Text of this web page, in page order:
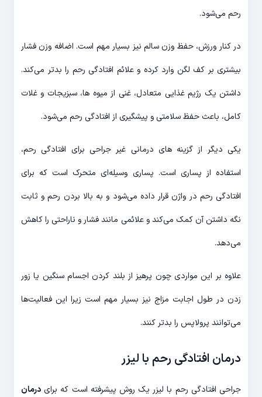
رحم می‌شود.
در کنار ورزش، حفظ وزن سالم نیز بسیار مهم است. اضافه وزن فشار
بیشتری بر کف لگن وارد کرده و علائم افتادگی رحم را بدتر می‌کند.
داشتن یک رژیم غذایی متعادل، غنی از میوه ها، سبزیجات و غلات
کامل، باعث حفظ سلامتی و پیشگیری از افتادگی رحم می‌شود.
یکی دیگر از گزینه های درمانی غیر جراحی برای افتادگی رحم،
استفاده از پساری است. پساری وسیله‌ای متحرک است که برای
افتادگی رحم در واژن قرار داده می‌شود و به بالا بردن رحم و ثابت
نگه داشتن آن کمک می‌کند و علائمی مانند فشار و ناراحتی را کاهش
می‌دهد.
علاوه بر این مواردی چون پرهیز از بلند کردن اجسام سنگین یا زور
زدن در طول اجابت مزاج نیز بسیار مهم است زیرا این فعالیت‌ها
می‌توانند پرولاپس را بدتر کنند.
درمان افتادگی رحم با لیزر
جراحی افتادگی رحم با لیزر یک روش پیشرفته است که برای درمان